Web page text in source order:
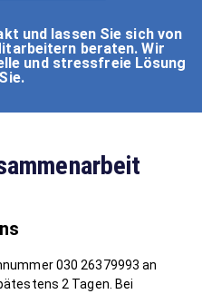
und lassen Sie sich von
beraten. Wir
und stressfreie Lösung
030 26379993 an
2 Tagen. Bei